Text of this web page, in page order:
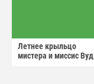
Летнее крыльцо
мистера и миссис Вуд